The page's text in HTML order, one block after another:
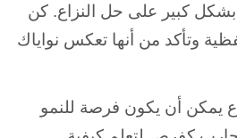
بشكل كبير على حل النزاع. كن
وتأكد من أنها تعكس نواياك
يمكن أن يكون فرصة للنمو